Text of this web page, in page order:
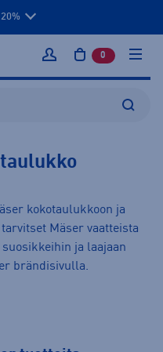
Kirjaudu sisään
0 tuotetta
kokotaulukkoon ja
Mäser vaatteista
ja laajaan
brändisivulla.